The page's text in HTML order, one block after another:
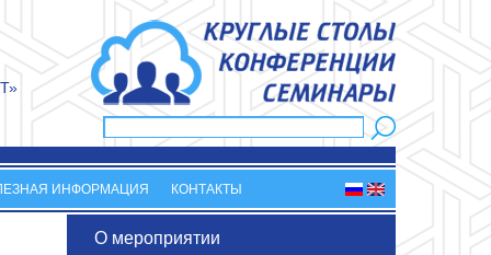
Форма поиска
ИНФОРМАЦИЯ КОНТАКТЫ
О мероприятии